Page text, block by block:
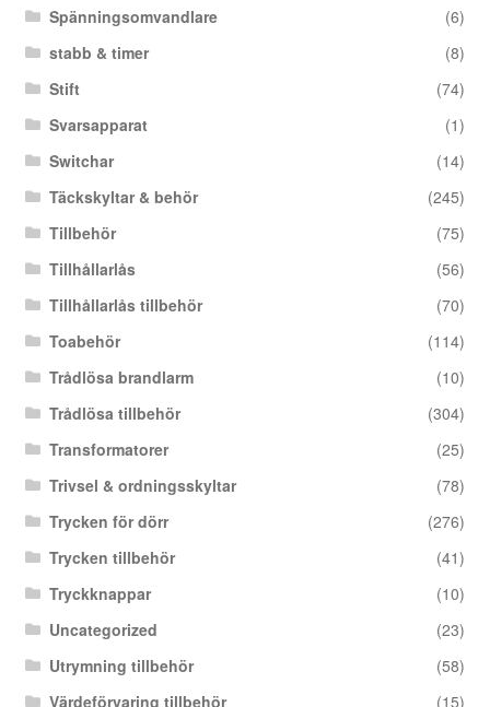
Spänningsomvandlare
(6)
stabb & timer
(8)
Stift
(74)
Svarsapparat
(1)
Switchar
(14)
Täckskyltar & behör
(245)
Tillbehör
(75)
Tillhållarlås
(56)
Tillhållarlås tillbehör
(70)
Toabehör
(114)
Trådlösa brandlarm
(10)
Trådlösa tillbehör
(304)
Transformatorer
(25)
Trivsel & ordningsskyltar
(78)
Trycken för dörr
(276)
Trycken tillbehör
(41)
Tryckknappar
(10)
Uncategorized
(23)
Utrymning tillbehör
(58)
Värdeförvaring tillbehör
(15)